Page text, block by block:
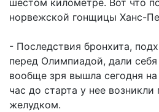
шестом километре. Вот что
норвежской гонщицы Ханс-
- Последствия бронхита,
перед Олимпиадой, дали
вообще зря вышла сегодня на
час до старта у нее
желудком.